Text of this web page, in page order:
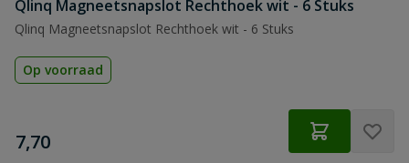
Qlinq Magneetsnapslot Rechthoek wit - 6 Stuks
Qlinq Magneetsnapslot Rechthoek wit - 6 Stuks
Op voorraad
€
7,70